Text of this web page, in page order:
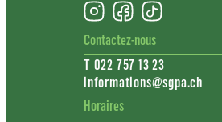
Contactez-nous
T 022 757 13 23
informations@sgpa.ch
Horaires